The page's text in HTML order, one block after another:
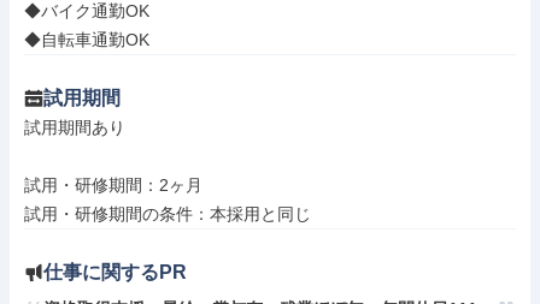
◆バイク通勤OK
◆自転車通勤OK
試用期間
試用期間あり
試用・研修期間：2ヶ月
仕事に関するPR